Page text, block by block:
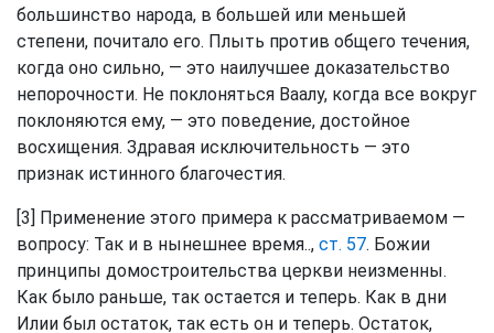
большинство народа, в большей или меньшей
степени, почитало его. Плыть против общего течения,
когда оно сильно, — это наилучшее доказательство
непорочности. Не поклоняться Ваалу, когда все вокруг
поклоняются ему, — это поведение, достойное
восхищения. Здравая исключительность — это
признак истинного благочестия.
[3] Применение этого примера к рассматриваемом —
вопросу: Так и в нынешнее время.., ст. 57. Божии
принципы домостроительства церкви неизменны.
Как было раньше, так остается и теперь. Как в дни
Илии был остаток, так есть он и теперь. Остаток,